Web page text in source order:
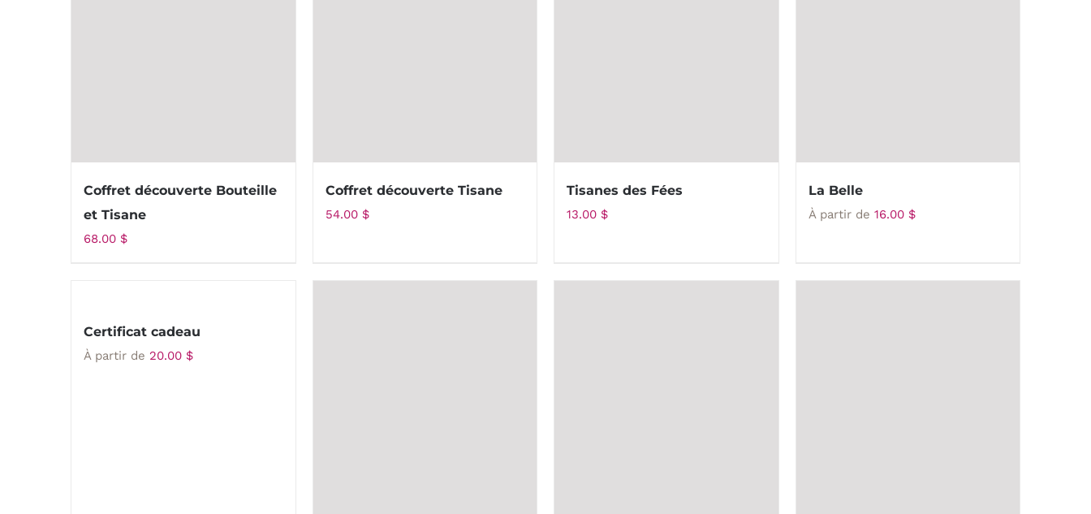
Coffret découverte Bouteille
et Tisane
68.00 $
Coffret découverte Tisane
54.00 $
Tisanes des Fées
13.00 $
La Belle
À partir de 16.00 $
Certificat cadeau
À partir de 20.00 $